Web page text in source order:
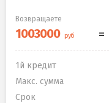
Возвращаете
1й кредит
Макс. сумма
Срок